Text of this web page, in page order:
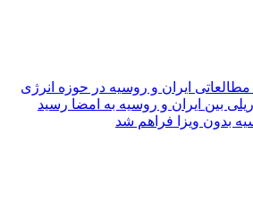
مطالعاتی ایران و روسیه در حوزه انرژی
بدون ویزا فراهم شد